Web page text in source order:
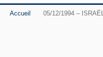
Accueil 05/12/1994 –